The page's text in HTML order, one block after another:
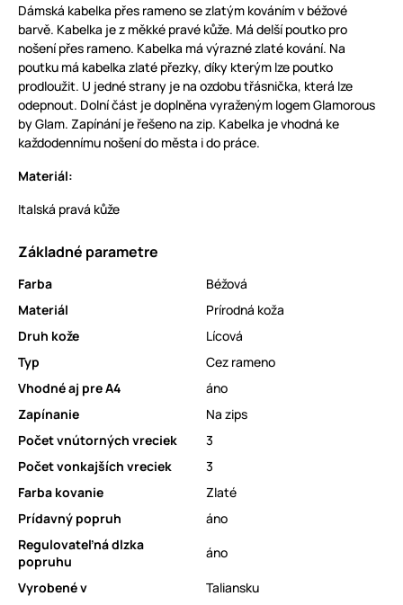
Dámská kabelka přes rameno se zlatým kováním v béžové
barvě. Kabelka je z měkké pravé kůže. Má delší poutko pro
nošení přes rameno. Kabelka má výrazné zlaté kování. Na
poutku má kabelka zlaté přezky, díky kterým lze poutko
prodloužit. U jedné strany je na ozdobu třásnička, která lze
odepnout. Dolní část je doplněna vyraženým logem Glamorous
by Glam. Zapínání je řešeno na zip. Kabelka je vhodná ke
každodennímu nošení do města i do práce.
Materiál:
Italská pravá kůže
Základné parametre
Farba
Béžová
Materiál
Prírodná koža
Druh kože
Lícová
Typ
Cez rameno
Vhodné aj pre A4
áno
Zapínanie
Na zips
Počet vnútorných vreciek
3
Počet vonkajších vreciek
3
Farba kovanie
Zlaté
Prídavný popruh
áno
Regulovateľná dlzka
popruhu
áno
Vyrobené v
Taliansku